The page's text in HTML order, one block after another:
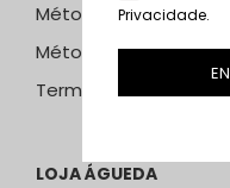
Métodos e Custos de
Métodos de
Termos & Condições
LOJA ÁGUEDA
Privacidade.